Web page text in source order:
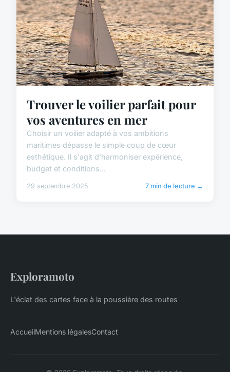
Trouver le voilier parfait pour
vos aventures en mer
Choisir un voilier adapté à vos ambitions
maritimes dépasse le simple coup de cœur
esthétique. Il s'agit d'harmoniser expérience,
budget et conditions...
29 septembre 2025 7 min de lecture →
Exploramoto
L'éclat des cartes face à la poussière des routes
AccueilMentions légalesContact